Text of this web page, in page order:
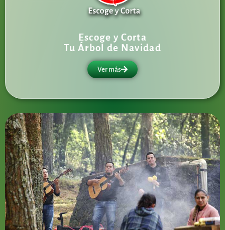
Escoge y Corta
Tu Árbol de Navidad
Ver más